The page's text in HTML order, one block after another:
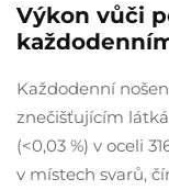
Výkon vůči
Každodenní
znečišťujícím
(<0,03 %) v oceli
v místech svarů,